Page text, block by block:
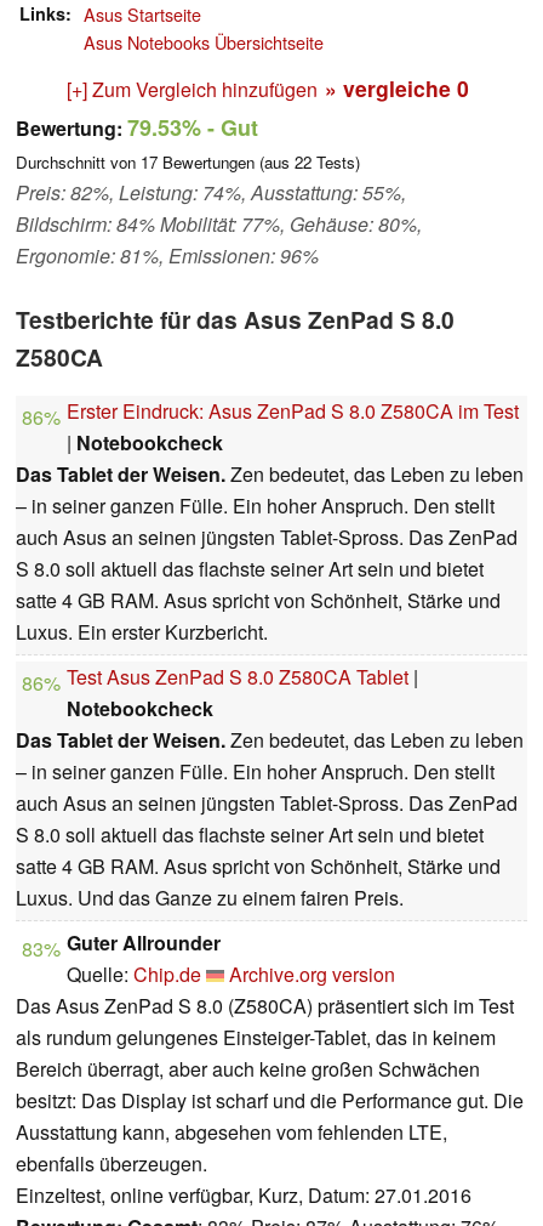
Links
Asus Startseite
Asus Notebooks Übersichtseite
[+] Zum Vergleich hinzufügen » vergleiche 0
Bewertung: 79.53%- Gut
Durchschnitt von 17 Bewertungen (aus 22 Tests)
Preis: 82%, Leistung: 74%, Ausstattung: 55%,
Bildschirm: 84% Mobilität: 77%, Gehäuse: 80%,
Ergonomie: 81%, Emissionen: 96%
Testberichte für das Asus ZenPad S 8.0
Z580CA
86% Erster Eindruck: Asus ZenPad S 8.0 Z580CA im Test
| Notebookcheck
Das Tablet der Weisen.Zen bedeutet, das Leben zu leben
– in seiner ganzen Fülle. Ein hoher Anspruch. Den stellt
auch Asus an seinen jüngsten Tablet-Spross. Das ZenPad
S 8.0 soll aktuell das flachste seiner Art sein und bietet
satte 4 GB RAM. Asus spricht von Schönheit, Stärke und
Luxus. Ein erster Kurzbericht.
86% Test Asus ZenPad S 8.0 Z580CA Tablet |
Notebookcheck
Das Tablet der Weisen.Zen bedeutet, das Leben zu leben
– in seiner ganzen Fülle. Ein hoher Anspruch. Den stellt
auch Asus an seinen jüngsten Tablet-Spross. Das ZenPad
S 8.0 soll aktuell das flachste seiner Art sein und bietet
satte 4 GB RAM. Asus spricht von Schönheit, Stärke und
Luxus. Und das Ganze zu einem fairen Preis.
83% Guter Allrounder
Quelle: Chip.de
Archive.org version
Das Asus ZenPad S 8.0 (Z580CA) präsentiert sich im Test
als rundum gelungenes Einsteiger-Tablet, das in keinem
Bereich überragt, aber auch keine großen Schwächen
besitzt: Das Display ist scharf und die Performance gut. Die
Ausstattung kann, abgesehen vom fehlenden LTE,
ebenfalls überzeugen.
Einzeltest, online verfügbar, Kurz, Datum: 27.01.2016